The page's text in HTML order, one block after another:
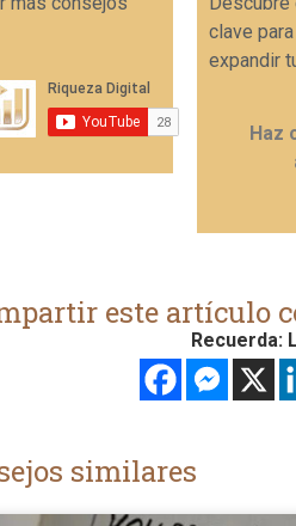
clave
expandir
Haz
este artículo
Recuerda:
similares